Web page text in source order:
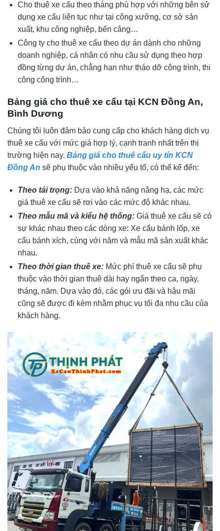
Cho thuê xe cẩu theo tháng phù hợp với những bên sử
dụng xe cẩu liên tục như tại công xưởng, cơ sở sản
xuất, khu công nghiệp, bến cảng…
Công ty cho thuê xe cẩu theo dự án dành cho những
doanh nghiệp, cá nhân có nhu cầu sử dụng theo hợp
đồng từng dự án, chẳng hạn như tháo dỡ công trình, thi
công công trình…
Bảng giá cho thuê xe cẩu tại KCN Đồng An,
Bình Dương
Chúng tôi luôn đảm bảo cung cấp cho khách hàng dịch vụ
thuê xe cẩu với mức giá hợp lý, cạnh tranh nhất trên thị
trường hiện nay. Bảng giá cho thuê cẩu uy tín KCN
Đồng An sẽ phụ thuộc vào nhiều yếu tố, có thể kể đến:
Theo tải trọng: Dựa vào khả năng nâng hạ, các mức
giá thuê xe cẩu sẽ rơi vào các mức độ khác nhau.
Theo mẫu mã và kiểu hệ thống:Giá thuê xe cẩu sẽ có
sự khác nhau theo các dòng xe: Xe cẩu bánh lốp, xe
cẩu bánh xích, cùng với năm và mẫu mã sản xuất khác
nhau.
Theo thời gian thuê xe:Mức phí thuê xe cẩu sẽ phụ
thuộc vào thời gian thuê dài hay ngắn theo ca, ngày,
tháng, năm. Dựa vào đó, các gói ưu đãi và hậu mãi
cũng sẽ được đi kèm nhằm phục vụ tối đa nhu cầu của
khách hàng.